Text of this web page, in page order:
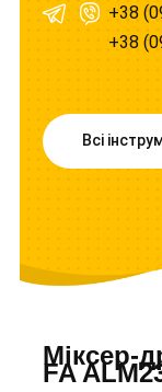
+38
+38
Всі
Міксер-
FA